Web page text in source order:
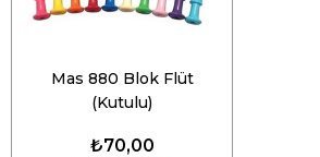
Mas 880 Blok Flüt
(Kutulu)
₺70,00